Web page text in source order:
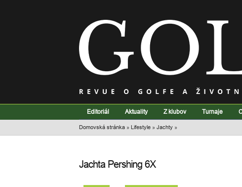
Editoriál Aktuality Z klubov Turnaje
Domovská stránka » Lifestyle » Jachty »
Jachta Pershing 6X